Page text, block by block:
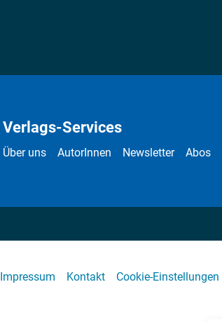
Verlags-Services
Über uns AutorInnen Newsletter Abos
Impressum Kontakt Cookie-Einstellungen